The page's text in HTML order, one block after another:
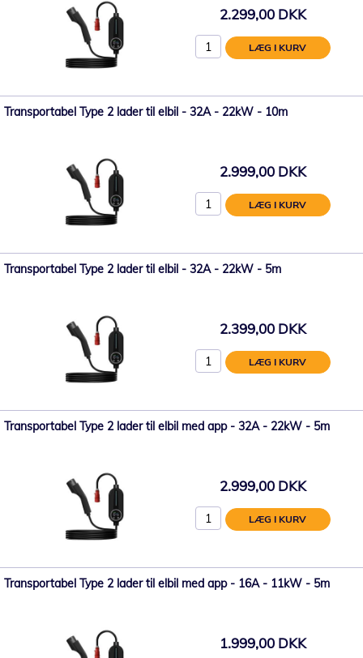
2.299,00 DKK
LÆG I KURV
Transportabel Type 2 lader til elbil - 32A - 22kW - 10m
2.999,00 DKK
LÆG I KURV
Transportabel Type 2 lader til elbil - 32A - 22kW - 5m
2.399,00 DKK
LÆG I KURV
Transportabel Type 2 lader til elbil med app - 32A - 22kW - 5m
2.999,00 DKK
LÆG I KURV
Transportabel Type 2 lader til elbil med app - 16A - 11kW - 5m
1.999,00 DKK